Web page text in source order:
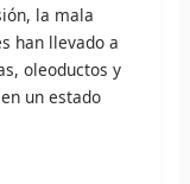
la mala
han llevado a
oleoductos y
un estado